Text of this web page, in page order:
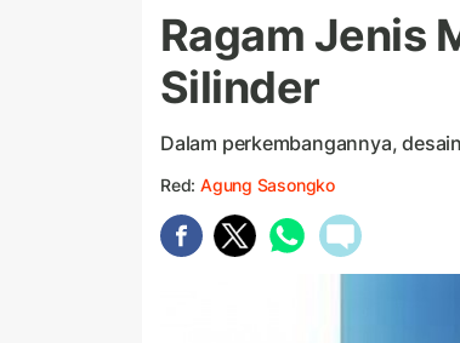
Ragam Jenis
Silinder
Dalam perkembangannya,
Red: Agung Sasongko